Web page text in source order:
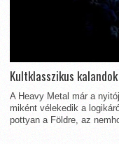
Kultklasszikus
A Heavy Metal már a
miként vélekedik a
pottyan a Földre, az